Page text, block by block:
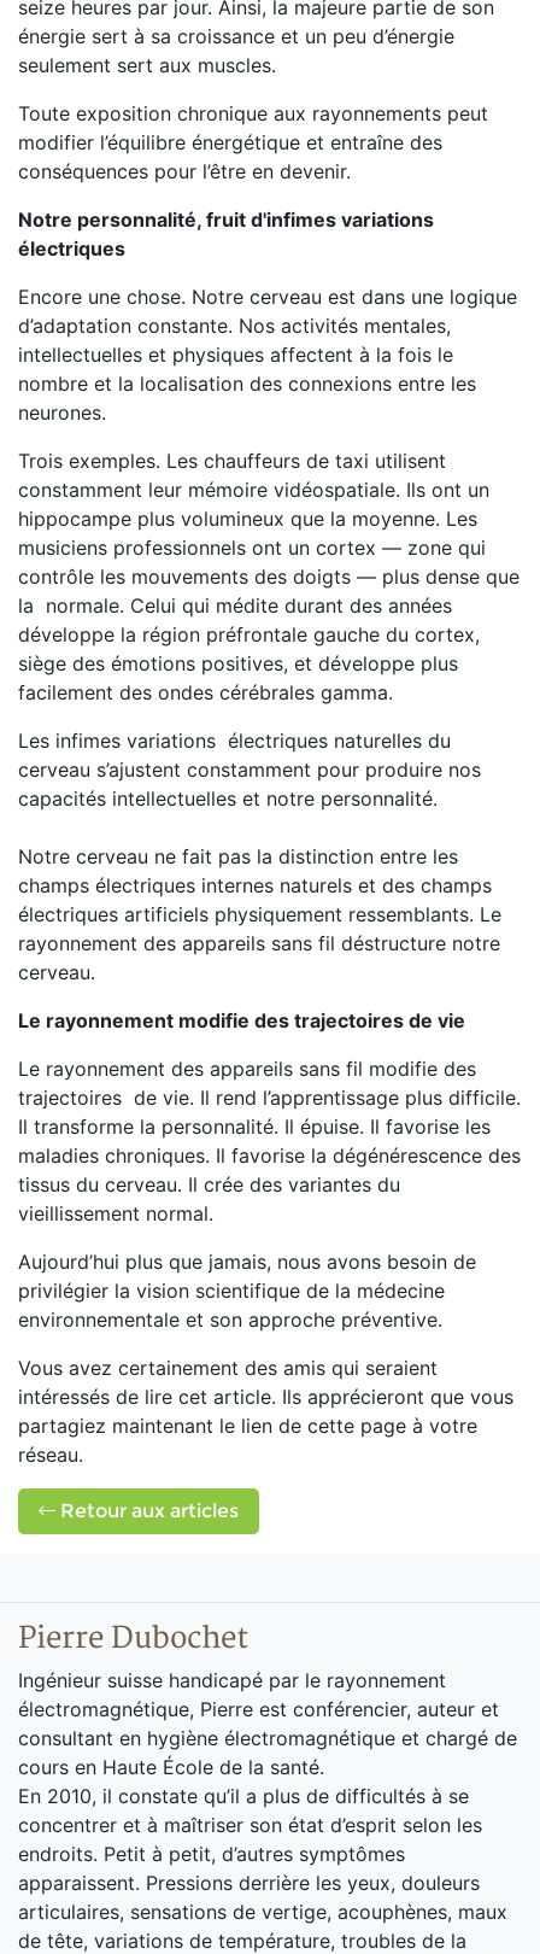
seize heures par jour. Ainsi, la majeure partie de son
énergie sert à sa croissance et un peu d’énergie
seulement sert aux muscles.
Toute exposition chronique aux rayonnements peut
modifier l’équilibre énergétique et entraîne des
conséquences pour l’être en devenir.
Notre personnalité, fruit d'infimes variations
électriques
Encore une chose. Notre cerveau est dans une logique
d’adaptation constante. Nos activités mentales,
intellectuelles et physiques affectent à la fois le
nombre et la localisation des connexions entre les
neurones.
Trois exemples. Les chauffeurs de taxi utilisent
constamment leur mémoire vidéospatiale. Ils ont un
hippocampe plus volumineux que la moyenne. Les
musiciens professionnels ont un cortex — zone qui
contrôle les mouvements des doigts — plus dense que
la normale. Celui qui médite durant des années
développe la région préfrontale gauche du cortex,
siège des émotions positives, et développe plus
facilement des ondes cérébrales gamma.
Les infimes variations électriques naturelles du
cerveau s’ajustent constamment pour produire nos
capacités intellectuelles et notre personnalité.
Notre cerveau ne fait pas la distinction entre les
champs électriques internes naturels et des champs
électriques artificiels physiquement ressemblants. Le
rayonnement des appareils sans fil déstructure notre
cerveau.
Le rayonnement modifie des trajectoires de vie
Le rayonnement des appareils sans fil modifie des
trajectoires de vie. Il rend l’apprentissage plus difficile.
Il transforme la personnalité. Il épuise. Il favorise les
maladies chroniques. Il favorise la dégénérescence des
tissus du cerveau. Il crée des variantes du
vieillissement normal.
Aujourd’hui plus que jamais, nous avons besoin de
privilégier la vision scientifique de la médecine
environnementale et son approche préventive.
Vous avez certainement des amis qui seraient
intéressés de lire cet article. Ils apprécieront que vous
partagiez maintenant le lien de cette page à votre
réseau.
Retour aux articles
Pierre Dubochet
Ingénieur suisse handicapé par le rayonnement
électromagnétique, Pierre est conférencier, auteur et
consultant en hygiène électromagnétique et chargé de
cours en Haute École de la santé.
En 2010, il constate qu’il a plus de difficultés à se
concentrer et à maîtriser son état d’esprit selon les
endroits. Petit à petit, d’autres symptômes
apparaissent. Pressions derrière les yeux, douleurs
articulaires, sensations de vertige, acouphènes, maux
de tête, variations de température, troubles de la